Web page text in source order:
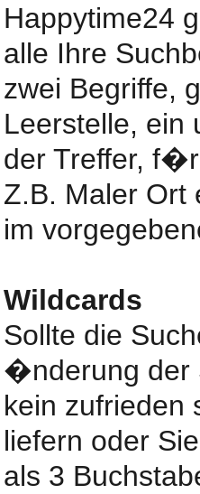
Happytime24
alle Ihre
zwei Begriffe,
Leerstelle, ein
der Treffer,
Z.B. Maler Ort
im
Wildcards
Sollte die
�nderung der
kein zufrieden
liefern oder
als 3